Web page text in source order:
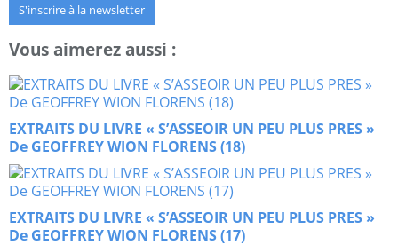
S'inscrire à la newsletter
Vous aimerez aussi :
EXTRAITS DU LIVRE « S’ASSEOIR UN PEU PLUS PRES »
De GEOFFREY WION FLORENS (18)
EXTRAITS DU LIVRE « S’ASSEOIR UN PEU PLUS PRES »
De GEOFFREY WION FLORENS (17)